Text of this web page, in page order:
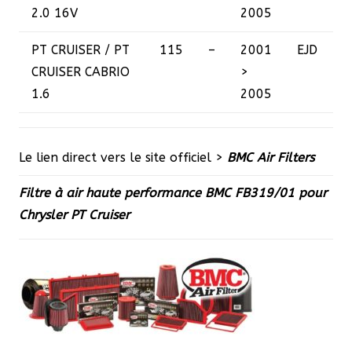
2.0 16V
2005
PT CRUISER / PT
CRUISER CABRIO
1.6
115 –
2001
>
2005
EJD
Le lien direct vers le site officiel > BMC Air Filters
Filtre à air haute performance BMC FB319/01 pour
Chrysler PT Cruiser